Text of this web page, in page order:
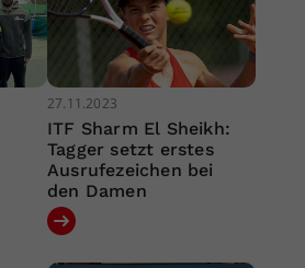
27.11.2023
ITF Sharm El Sheikh:
Tagger setzt erstes
Ausrufezeichen bei
den Damen